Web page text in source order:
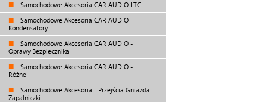
Samochodowe Akcesoria CAR AUDIO LTC
Samochodowe Akcesoria CAR AUDIO -
Kondensatory
Samochodowe Akcesoria CAR AUDIO -
Oprawy Bezpiecznika
Samochodowe Akcesoria CAR AUDIO -
Różne
Samochodowe Akcesoria - Przejścia Gniazda
Zapalniczki